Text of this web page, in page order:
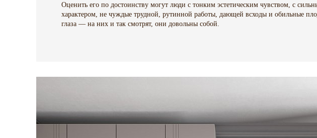
Оценить его по достоинству могут люди с тонким эстетическим чувством, с
характером, не чуждые трудной, рутинной работы, дающей всходы и обильные
глаза — на них и так смотрят, они довольны собой.